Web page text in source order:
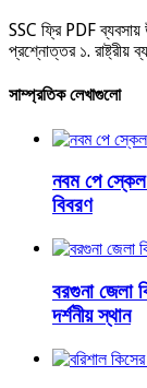
SSC ফ্রি PDF
প্রশ্নোত্তর ১. রাষ্ট্রীয়
সাম্প্রতিক লেখাগুলো
নবম পে
বিবরণ
বরগুনা জেলা
দর্শনীয় স্থান